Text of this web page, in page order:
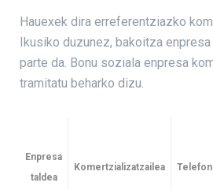
Hauexek dira erreferentziazko
Ikusiko duzunez, bakoitza
parte da. Bonu soziala enpresa
tramitatu beharko dizu.
Enpresa
taldea
Komertzializatzailea